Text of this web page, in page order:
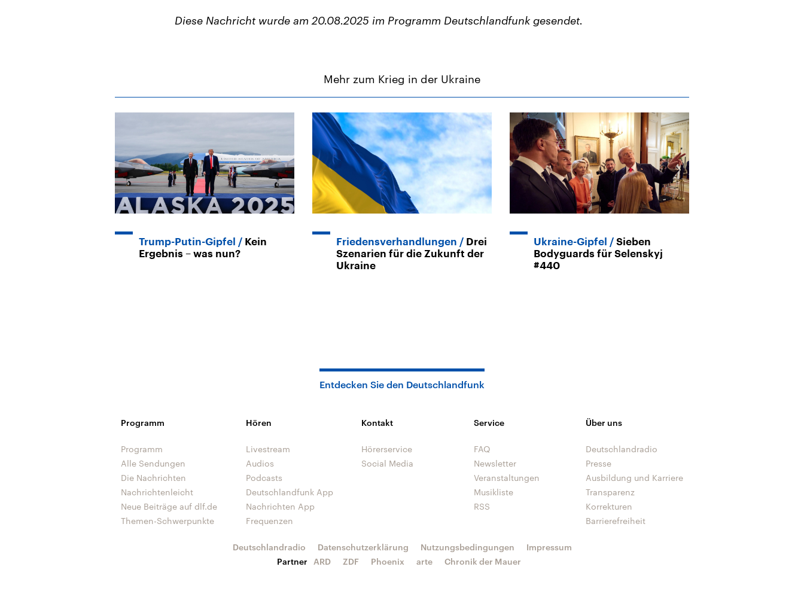
Diese Nachricht wurde am 20.08.2025 im Programm Deutschlandfunk gesendet.
Mehr zum Krieg in der Ukraine
Trump-Putin-Gipfel
Kein
Ergebnis – was nun?
Friedensverhandlungen
Drei
Szenarien für die Zukunft der
Ukraine
Ukraine-Gipfel
Sieben
Bodyguards für Selenskyj
#440
Entdecken Sie den Deutschlandfunk
Programm
Programm
Alle Sendungen
Die Nachrichten
Nachrichtenleicht
Neue Beiträge auf dlf.de
Themen-Schwerpunkte
Hören
Livestream
Audios
Podcasts
Deutschlandfunk App
Nachrichten App
Frequenzen
Kontakt
Hörerservice
Social Media
Service
FAQ
Newsletter
Veranstaltungen
Musikliste
RSS
Über uns
Deutschlandradio
Presse
Ausbildung und Karriere
Transparenz
Korrekturen
Barrierefreiheit
Deutschlandradio Datenschutzerklärung Nutzungsbedingungen
Impressum
Partner
ARD ZDF Phoenix arte Chronik der Mauer